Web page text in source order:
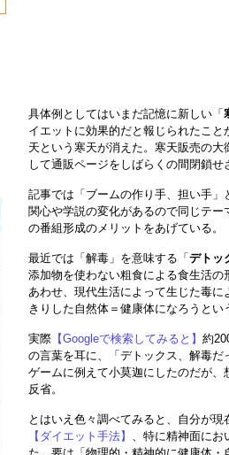
具体例としてはいまだ記憶に新しい「
イエットに効果的だと報じられたこ
天という寒天が消えた。寒天販売の大
して通販ページをしばらくの間閉鎖
記事では「ブームの作り手、担い手
関心や学説の変化があるので同じテ
の番組形成のメリットをあげている。
最近では「解毒」を意味する「 デトッ
添加物を使わない粗食による食生活
あわせ、現代生活によって生じた毒
きりした自然体＝健康体になろうとい
実際 【Googleで検索してみると】 約
の言葉を耳に、「デトックス、解毒
ゲームに例えて小莫迦にしたのだが
反省。
とはいえ色々調べてみると、自分が
【ダイエット手法】 、特に精神面にお